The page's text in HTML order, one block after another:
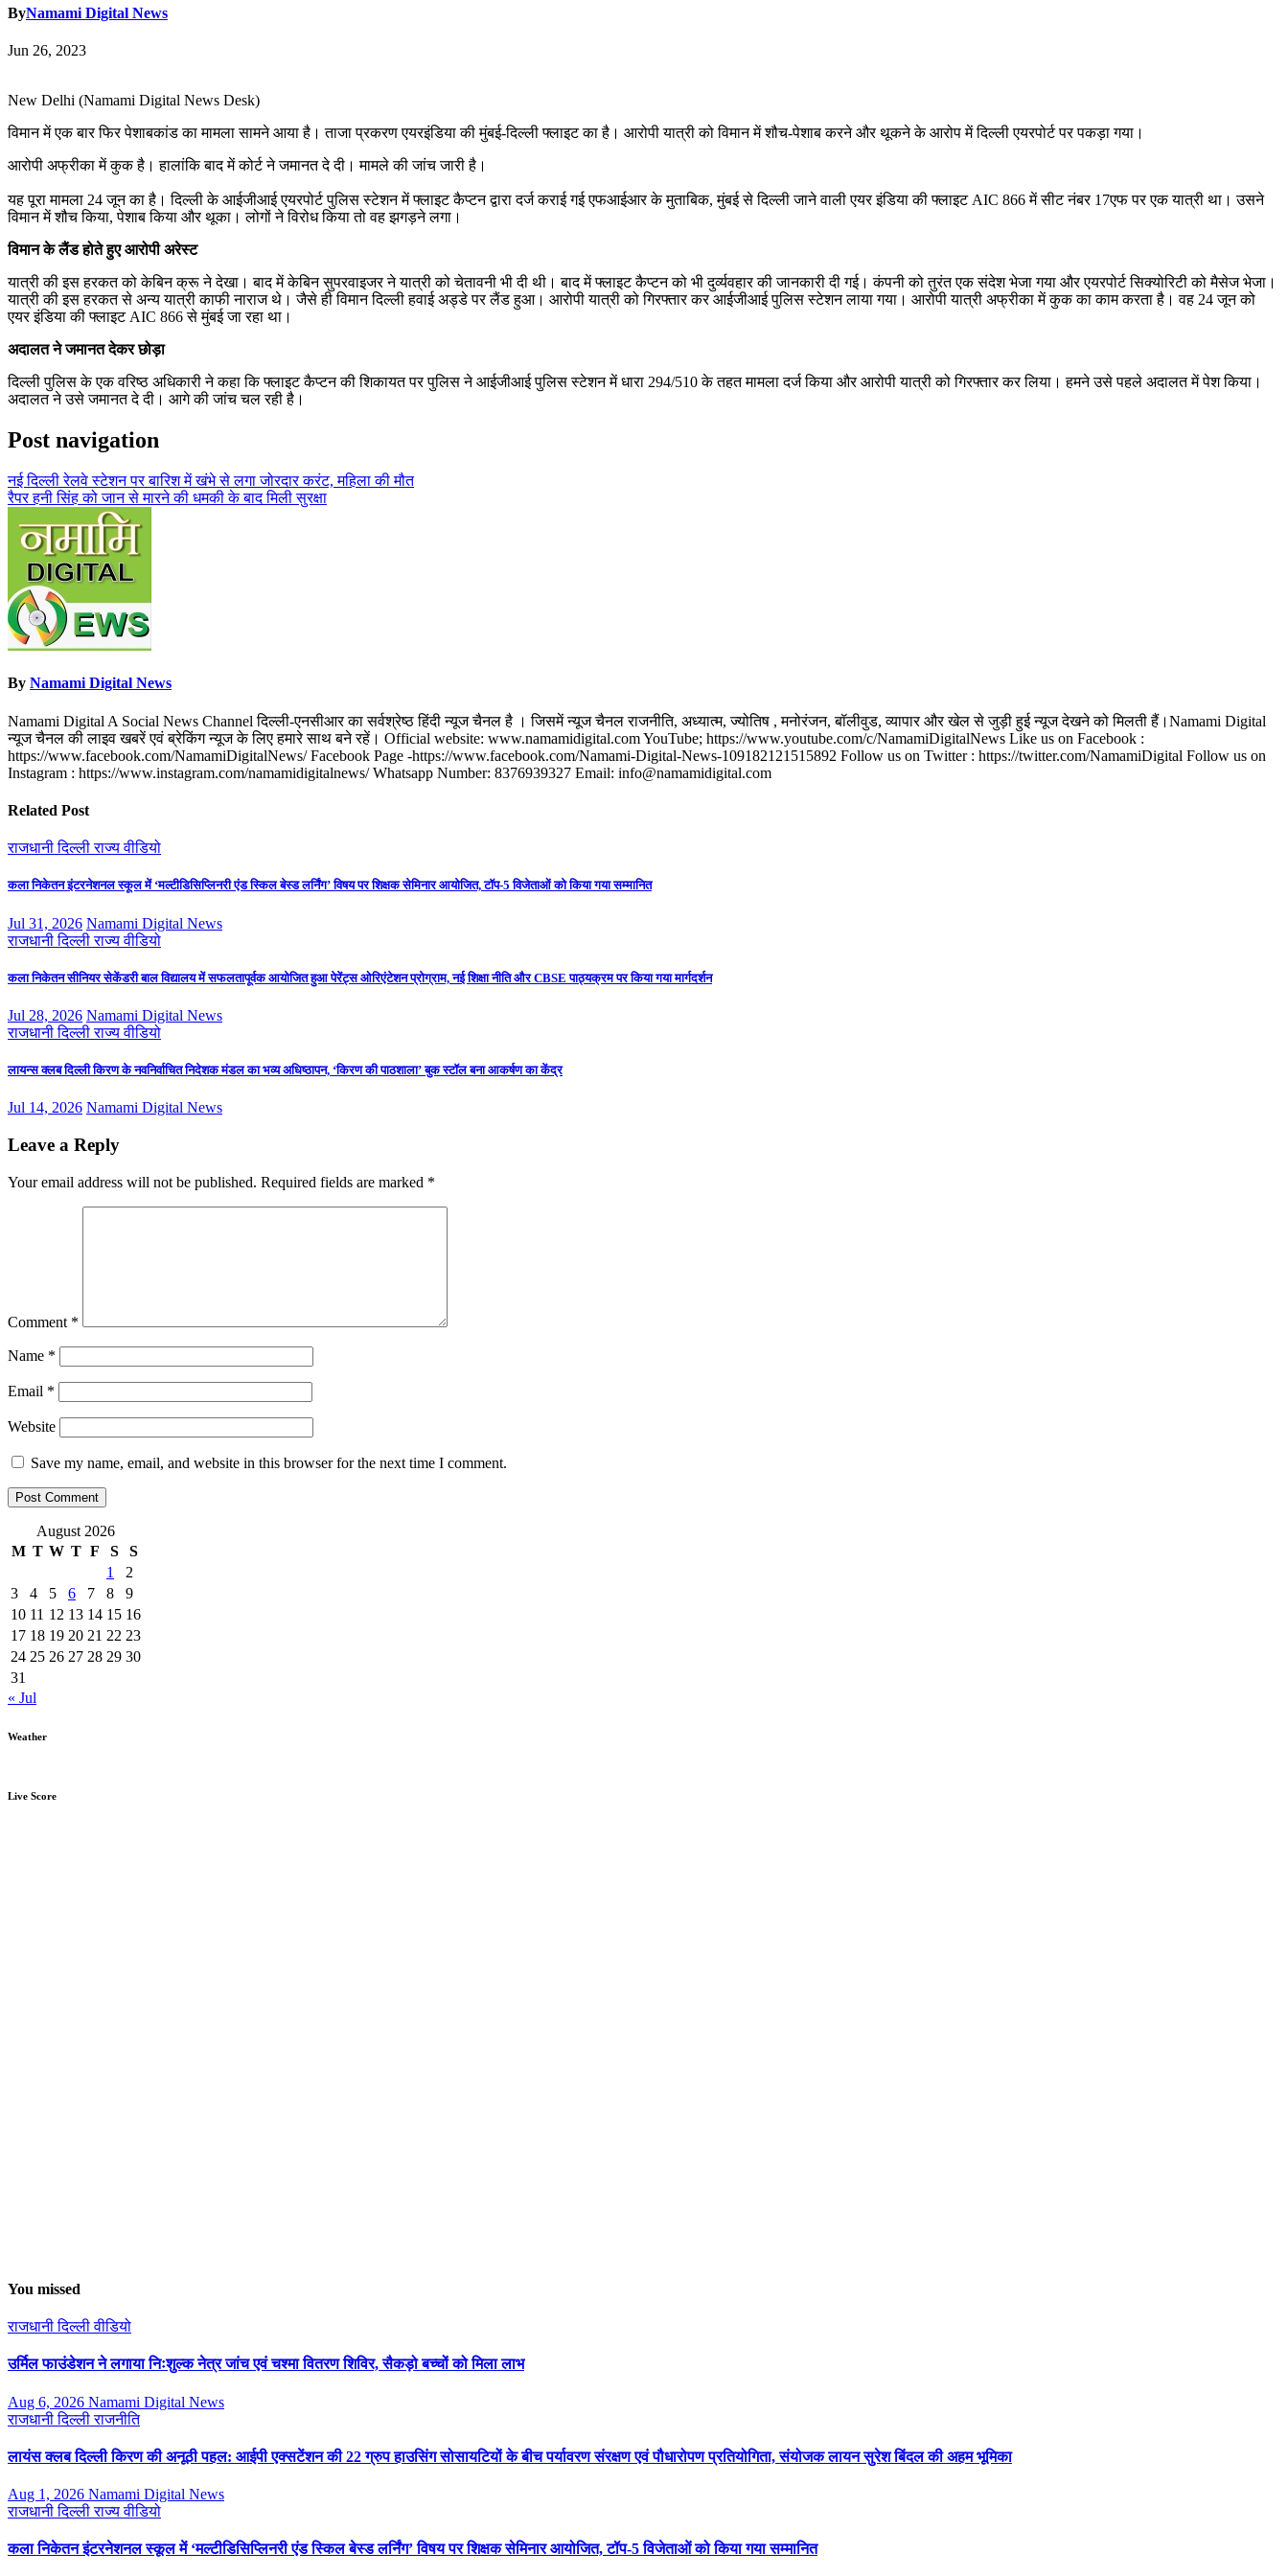
ByNamami Digital News
Jun 26, 2023
New Delhi (Namami Digital News Desk)
विमान में एक बार फिर पेशाबकांड का मामला सामने आया है। ताजा प्रकरण एयरइंडिया की मुंबई-दिल्ली फ्लाइट का है। आरोपी यात्री को विमान में शौच-पेशाब करने और थूकने के आरोप में दिल्ली एयरपोर्ट पर पकड़ा गया।
आरोपी अफ्रीका में कुक है। हालांकि बाद में कोर्ट ने जमानत दे दी। मामले की जांच जारी है।
यह पूरा मामला 24 जून का है। दिल्ली के आईजीआई एयरपोर्ट पुलिस स्टेशन में फ्लाइट कैप्टन द्वारा दर्ज कराई गई एफआईआर के मुताबिक, मुंबई से दिल्ली जाने वाली एयर इंडिया की फ्लाइट AIC 866 में सीट नंबर 17एफ पर एक यात्री था। उसने
विमान में शौच किया, पेशाब किया और थूका। लोगों ने विरोध किया तो वह झगड़ने लगा।
विमान के लैंड होते हुए आरोपी अरेस्ट
यात्री की इस हरकत को केबिन क्रू ने देखा। बाद में केबिन सुपरवाइजर ने यात्री को चेतावनी भी दी थी। बाद में फ्लाइट कैप्टन को भी दुर्व्यवहार की जानकारी दी गई। कंपनी को तुरंत एक संदेश भेजा गया और एयरपोर्ट सिक्योरिटी को मैसेज भेजा।
यात्री की इस हरकत से अन्य यात्री काफी नाराज थे। जैसे ही विमान दिल्ली हवाई अड्डे पर लैंड हुआ। आरोपी यात्री को गिरफ्तार कर आईजीआई पुलिस स्टेशन लाया गया। आरोपी यात्री अफ्रीका में कुक का काम करता है। वह 24 जून को
एयर इंडिया की फ्लाइट AIC 866 से मुंबई जा रहा था।
अदालत ने जमानत देकर छोड़ा
दिल्ली पुलिस के एक वरिष्ठ अधिकारी ने कहा कि फ्लाइट कैप्टन की शिकायत पर पुलिस ने आईजीआई पुलिस स्टेशन में धारा 294/510 के तहत मामला दर्ज किया और आरोपी यात्री को गिरफ्तार कर लिया। हमने उसे पहले अदालत में पेश किया।
अदालत ने उसे जमानत दे दी। आगे की जांच चल रही है।
Post navigation
नई दिल्ली रेलवे स्टेशन पर बारिश में खंभे से लगा जोरदार करंट, महिला की मौत
रैपर हनी सिंह को जान से मारने की धमकी के बाद मिली सुरक्षा
By Namami Digital News
Namami Digital A Social News Channel दिल्ली-एनसीआर का सर्वश्रेष्ठ हिंदी न्यूज चैनल है । जिसमें न्यूज चैनल राजनीति, अध्यात्म, ज्‍योतिष , मनोरंजन, बॉलीवुड, व्यापार और खेल से जुड़ी हुई न्यूज देखने को मिलती हैं।Namami Digital
न्यूज चैनल की लाइव खबरें एवं ब्रेकिंग न्यूज के लिए हमारे साथ बने रहें। Official website: www.namamidigital.com YouTube; https://www.youtube.com/c/NamamiDigitalNews Like us on Facebook :
https://www.facebook.com/NamamiDigitalNews/ Facebook Page -https://www.facebook.com/Namami-Digital-News-109182121515892 Follow us on Twitter : https://twitter.com/NamamiDigital Follow us on
Instagram : https://www.instagram.com/namamidigitalnews/ Whatsapp Number: 8376939327 Email: info@namamidigital.com
Related Post
राजधानी दिल्लीराज्यवीडियो
कला निकेतन इंटरनेशनल स्कूल में ‘मल्टीडिसिप्लिनरी एंड स्किल बेस्ड लर्निंग’ विषय पर शिक्षक सेमिनार आयोजित, टॉप-5 विजेताओं को किया गया सम्मानित
Jul 31, 2026 Namami Digital News
राजधानी दिल्लीराज्यवीडियो
कला निकेतन सीनियर सेकेंडरी बाल विद्यालय में सफलतापूर्वक आयोजित हुआ पेरेंट्स ओरिएंटेशन प्रोग्राम, नई शिक्षा नीति और CBSE पाठ्यक्रम पर किया गया मार्गदर्शन
Jul 28, 2026 Namami Digital News
राजधानी दिल्लीराज्यवीडियो
लायन्स क्लब दिल्ली किरण के नवनिर्वाचित निदेशक मंडल का भव्य अधिष्ठापन, ‘किरण की पाठशाला’ बुक स्टॉल बना आकर्षण का केंद्र
Jul 14, 2026 Namami Digital News
Leave a Reply
Your email address will not be published. Required fields are marked *
Comment *
Name *
Email *
Website
Save my name, email, and website in this browser for the next time I comment.
August 2026
M T W T F S
S
1
2
3
4 5 6 7 8
9
10 11 12 13 14 15 16
17 18 19 20 21 22 23
24 25 26 27 28 29 30
31
« Jul
Weather
Live Score
You missed
राजधानी दिल्लीवीडियो
उर्मिल फाउंडेशन ने लगाया निःशुल्क नेत्र जांच एवं चश्मा वितरण शिविर, सैकड़ो बच्चों को मिला लाभ
Aug 6, 2026 Namami Digital News
राजधानी दिल्लीराजनीति
लायंस क्लब दिल्ली किरण की अनूठी पहल: आईपी एक्सटेंशन की 22 ग्रुप हाउसिंग सोसायटियों के बीच पर्यावरण संरक्षण एवं पौधारोपण प्रतियोगिता, संयोजक लायन सुरेश बिंदल की अहम भूमिका
Aug 1, 2026 Namami Digital News
राजधानी दिल्लीराज्यवीडियो
कला निकेतन इंटरनेशनल स्कूल में ‘मल्टीडिसिप्लिनरी एंड स्किल बेस्ड लर्निंग’ विषय पर शिक्षक सेमिनार आयोजित, टॉप-5 विजेताओं को किया गया सम्मानित